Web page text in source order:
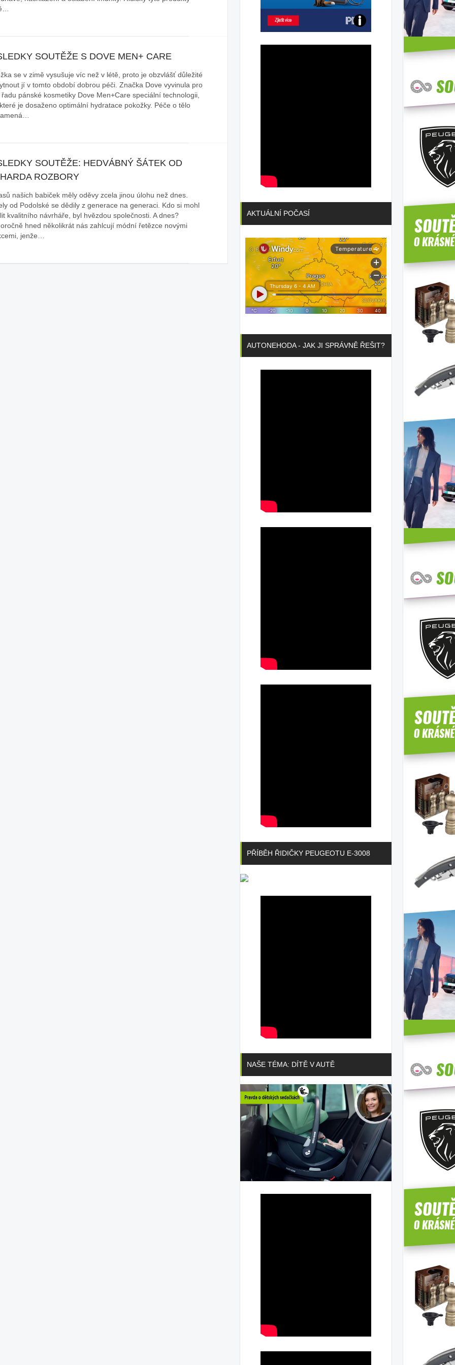
SOUTĚŽE S DOVE MEN+ CARE
se v zimě vysušuje víc než v létě, proto je obzvlášť důležité
jí v tomto období dobrou péči. Značka Dove vyvinula pro
pánské kosmetiky Dove Men+Care speciální technologii,
je dosaženo optimální hydratace pokožky. Péče o tělo
SOUTĚŽE: HEDVÁBNÝ ŠÁTEK OD
ROZBORY
našich babiček měly oděvy zcela jinou úlohu než dnes.
od Podolské se dědily z generace na generaci. Kdo si mohl
kvalitního návrháře, byl hvězdou společnosti. A dnes?
hned několikrát nás zahlcují módní řetězce novými
jenže…
Poznejte
AKTUÁLNÍ POČASÍ
AUTONEHODA - JAK JI SPRÁVNĚ ŘEŠIT?
PŘÍBĚH ŘIDIČKY PEUGEOTU E-3008
NAŠE TÉMA: DÍTĚ V AUTĚ